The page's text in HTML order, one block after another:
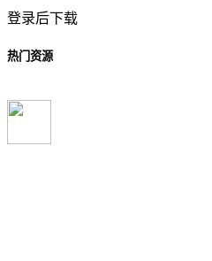
登录后下载
热门资源